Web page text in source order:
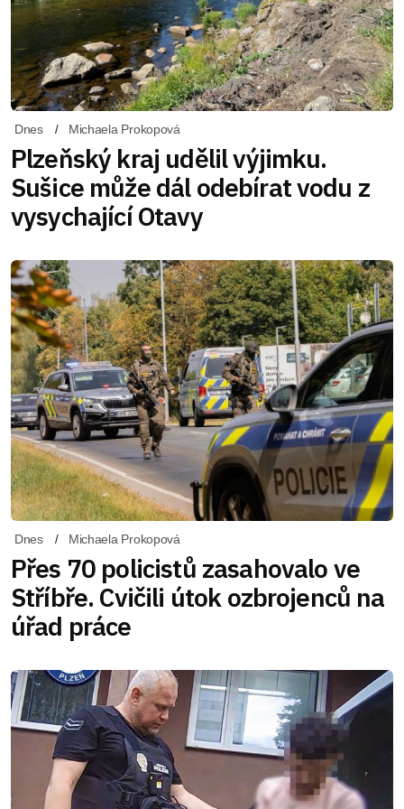
Dnes Michaela Prokopová
Plzeňský kraj udělil výjimku.
Sušice může dál odebírat vodu z
vysychající Otavy
Dnes Michaela Prokopová
Přes 70 policistů zasahovalo ve
Stříbře. Cvičili útok ozbrojenců na
úřad práce